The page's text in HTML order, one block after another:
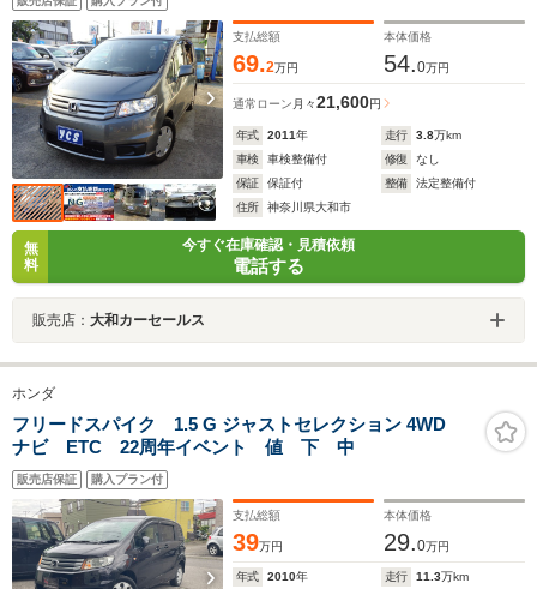
支払総額
69.2万円
本体価格
54.0万円
通常ローン 月々21,600円
年式 2011年 走行 3.8万km
車検
車検整備付 修復
なし
保証
保証付 整備
法定整備付
住所
神奈川県大和市
無
料
今すぐ在庫確認・見積依頼
電話する
販売店： 大和カーセールス
ホンダ
フリードスパイク 1.5 G ジャストセレクション 4WD
ナビ ETC 22周年イベント 値 下 中
販売店保証 購入プラン付
支払総額
39万円
本体価格
29.0万円
年式 2010年 走行 11.3万km